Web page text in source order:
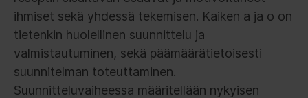
ihmiset sekä yhdessä tekemisen. Kaiken a ja o on
tietenkin huolellinen suunnittelu ja
valmistautuminen, sekä päämäärätietoisesti
suunnitelman toteuttaminen.
Suunnitteluvaiheessa määritellään nykyisen